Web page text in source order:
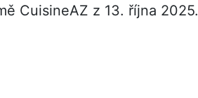
CuisineAZ z 13. října 2025.